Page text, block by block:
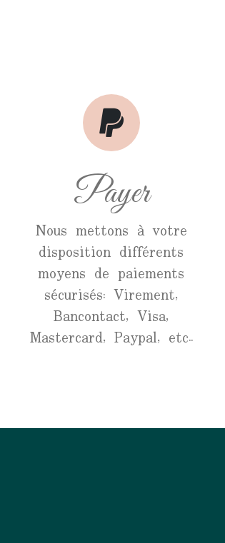
Payer
Nous mettons à votre
disposition différents
moyens de paiements
sécurisés: Virement,
Bancontact, Visa,
Mastercard, Paypal, etc..